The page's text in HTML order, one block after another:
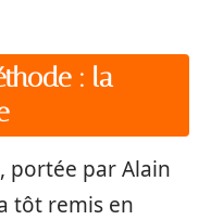
: la
portée par Alain
tôt remis en